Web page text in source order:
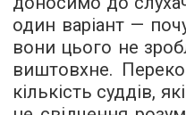
один варіант —
вони цього не
виштовхне.
кількість суддів,